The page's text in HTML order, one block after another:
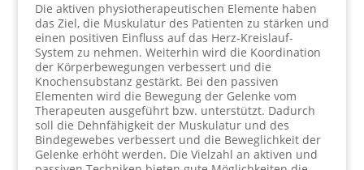
Die aktiven physiotherapeutischen Elemente haben
das Ziel, die Muskulatur des Patienten zu stärken und
einen positiven Einfluss auf das Herz-Kreislauf-
System zu nehmen. Weiterhin wird die Koordination
der Körperbewegungen verbessert und die
Knochensubstanz gestärkt. Bei den passiven
Elementen wird die Bewegung der Gelenke vom
Therapeuten ausgeführt bzw. unterstützt. Dadurch
soll die Dehnfähigkeit der Muskulatur und des
Bindegewebes verbessert und die Beweglichkeit der
Gelenke erhöht werden. Die Vielzahl an aktiven und